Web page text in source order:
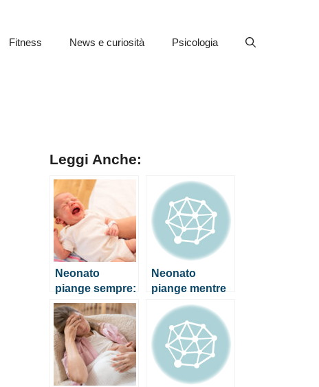
Fitness News e curiosità Psicologia
Leggi Anche:
Neonato
piange sempre:
come fare per
calmarlo
Neonato
piange mentre
mangia, cosa
fare?